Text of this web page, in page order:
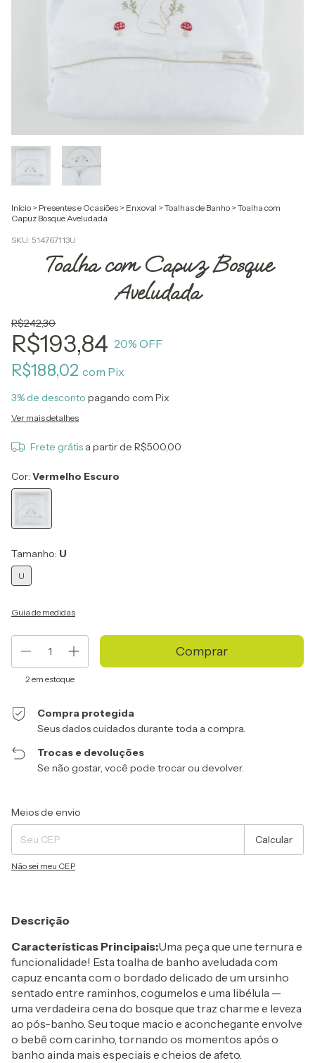
Início > Presentes e Ocasiões > Enxoval > Toalhas de Banho > Toalha com
Capuz Bosque Aveludada
SKU: 514767113U
Toalha com Capuz Bosque
Aveludada
R$242,30
R$193,84 20% OFF
R$188,02 com Pix
3% de desconto pagando com Pix
Ver mais detalhes
Frete grátis a partir de R$500,00
Cor: Vermelho Escuro
Tamanho: U
U
Guia de medidas
2 em estoque
Compra protegida
Seus dados cuidados durante toda a compra.
Trocas e devoluções
Se não gostar, você pode trocar ou devolver.
Entregas para o CEP:
Meios de envio
Calcular
Não sei meu CEP
Descrição
Características Principais:Uma peça que une ternura e
funcionalidade! Esta toalha de banho aveludada com
capuz encanta com o bordado delicado de um ursinho
sentado entre raminhos, cogumelos e uma libélula —
uma verdadeira cena do bosque que traz charme e leveza
ao pós-banho. Seu toque macio e aconchegante envolve
o bebê com carinho, tornando os momentos após o
banho ainda mais especiais e cheios de afeto.